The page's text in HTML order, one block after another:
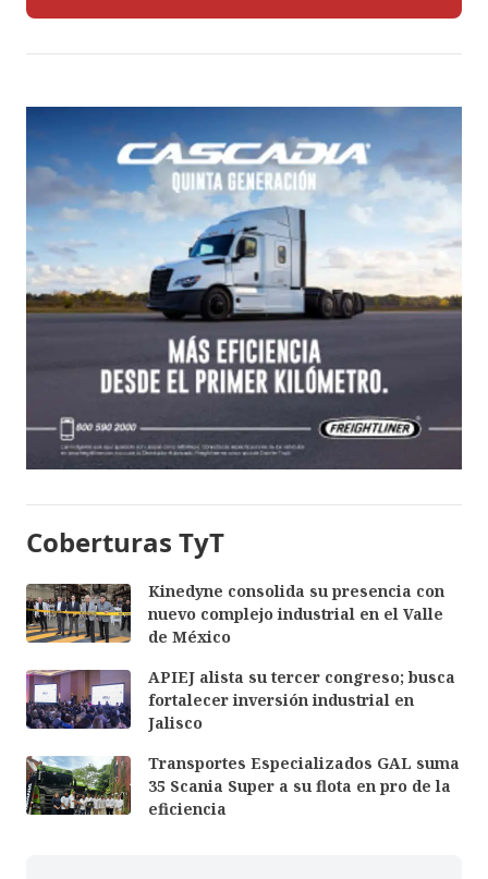
Coberturas TyT
Kinedyne consolida su presencia con
nuevo complejo industrial en el Valle
de México
APIEJ alista su tercer congreso; busca
fortalecer inversión industrial en
Jalisco
Transportes Especializados GAL suma
35 Scania Super a su flota en pro de la
eficiencia